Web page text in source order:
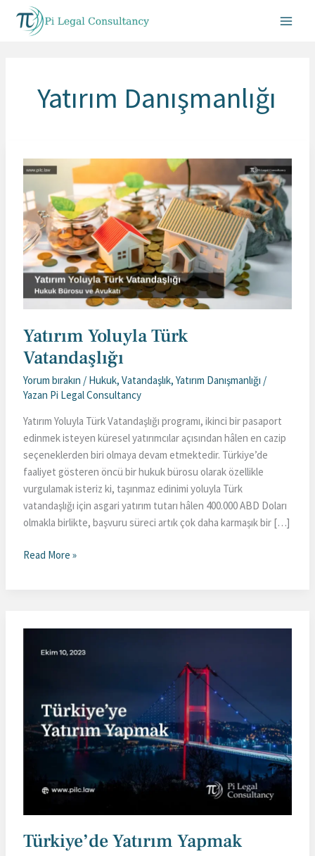
Yatırım Danışmanlığı
Yatırım Yoluyla Türk
Vatandaşlığı
Yorum bırakın / Hukuk,Vatandaşlık,Yatırım Danışmanlığı /
Yazan Pi Legal Consultancy
Yatırım Yoluyla Türk Vatandaşlığı programı, ikinci bir pasaport
edinmek isteyen küresel yatırımcılar açısından hâlen en cazip
seçeneklerden biri olmaya devam etmektedir. Türkiye’de
faaliyet gösteren öncü bir hukuk bürosu olarak özellikle
vurgulamak isteriz ki, taşınmaz edinimi yoluyla Türk
vatandaşlığı için asgari yatırım tutarı hâlen 400.000 ABD Doları
olmakla birlikte, başvuru süreci artık çok daha karmaşık bir […]
Yatırım
Read More »
Türkiye’de Yatırım Yapmak